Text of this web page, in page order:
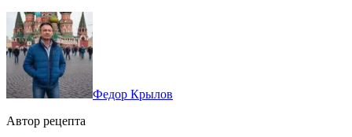
Федор Крылов
Автор рецепта